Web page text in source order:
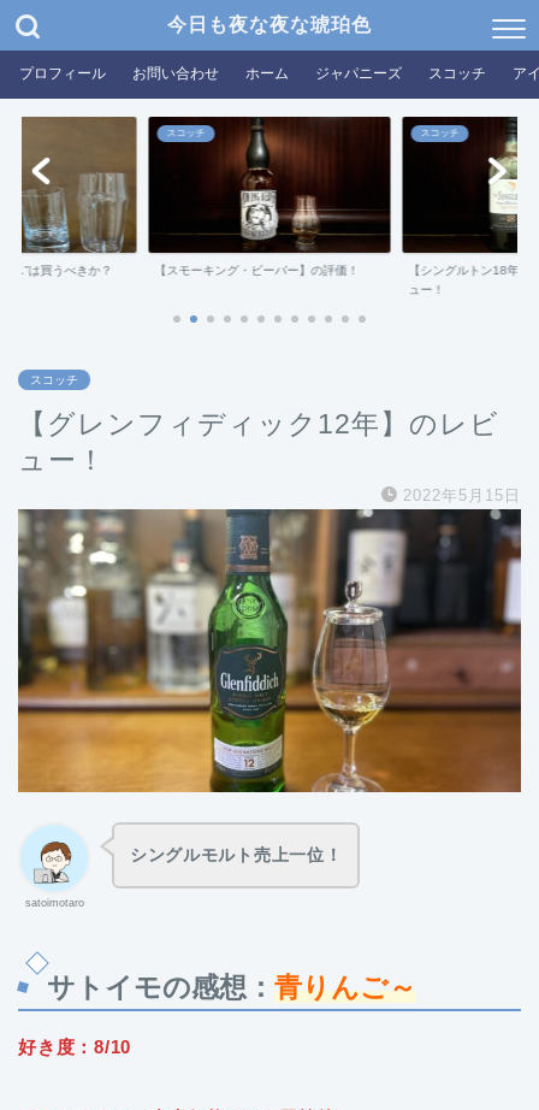
今日も夜な夜な琥珀色
プロフィール お問い合わせ ホーム ジャパニーズ スコッチ ア
ス”は買うべきか？
スコッチ
【スモーキング・ビーバー】の評価！
スコッチ
【シングルトン18年ダ
ュー！
スコッチ
【グレンフィディック12年】のレビ
ュー！
2022年5月15日
satoimotaro
シングルモルト売上一位！
サトイモの感想： 青りんご～
好き度：8/10